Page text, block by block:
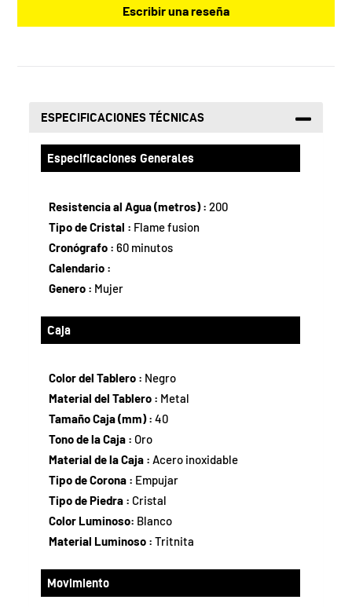
Escribir una reseña
ESPECIFICACIONES TÉCNICAS
Especificaciones Generales
Resistencia al Agua (metros) :200
Tipo de Cristal : Flame fusion
Cronógrafo :60 minutos
Calendario :
Genero : Mujer
Caja
Color del Tablero : Negro
Material del Tablero : Metal
Tamaño Caja (mm) :40
Tono de la Caja : Oro
Material de la Caja :Acero inoxidable
Tipo de Corona : Empujar
Tipo de Piedra : Cristal
Color Luminoso: Blanco
Material Luminoso :Tritnita
Movimiento